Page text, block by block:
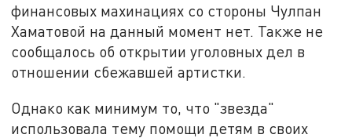
финансовых махинациях со стороны Чулпан
Хаматовой на данный момент нет. Также не
сообщалось об открытии уголовных дел в
отношении сбежавшей артистки.
Однако как минимум то, что "звезда"
использовала тему помощи детям в своих